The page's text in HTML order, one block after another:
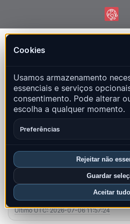
Cookies
Usamos armazenamento
essenciais e serviços
consentimento. Pode alterar
escolha a qualquer momento.
Preferências
Rejeitar não
Guardar
Aceitar tudo
QuakeMap24
Mapa ao vivo, estatísticas e
Abrir mapa histórico
Visão geral Mapa Recentes
FAQ
Sismos neste mês
0
Último UTC: 2026-07-06 11:57:24